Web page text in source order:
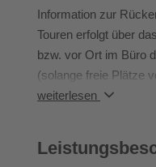
• STS: S0 – S1
• Kondition: 2/5,
• Hm: ca. 1450
Information zur
Touren erfolgt über
bzw. vor Ort im Büro
(solange freie Plätze
Kosten gehen zu 100
weiterlesen